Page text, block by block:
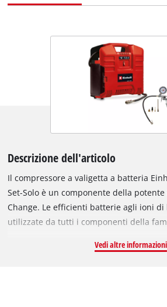
Descrizione dell'articolo
Il compressore a valigetta a batteria
Set-Solo è un componente della potente
Change. Le efficienti batterie agli ioni di
utilizzate da tutti i componenti della
pratico formato ridotto per applicazioni
Vedi altre informazioni